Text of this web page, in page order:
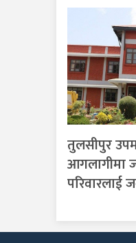
तुलसीपुर
आगलागीमा
परिवारलाई